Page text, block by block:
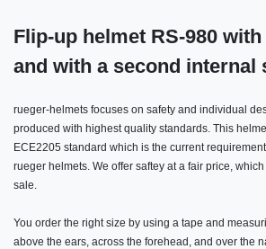
Flip-up helmet RS-980
and with a second internal
rueger-helmets focuses on safety and individual
produced with highest quality standards. This
ECE2205 standard which is the current
rueger helmets. We offer saftey at a fair price,
sale.
You order the right size by using a tape and
above the ears, across the forehead, and over the